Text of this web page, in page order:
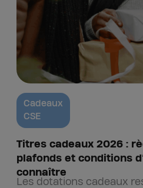
Cadeaux
CSE
Titres cadeaux 2026 :
plafonds et conditions
connaître
Les dotations cadeaux